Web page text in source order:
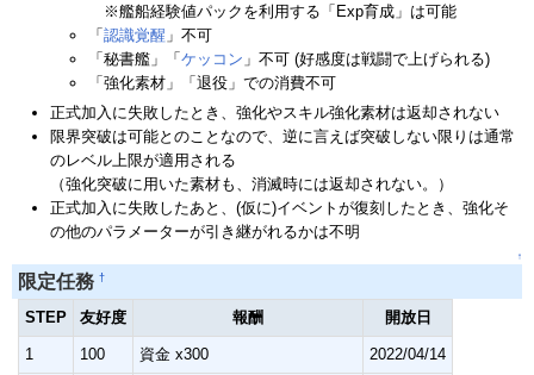
※艦船経験値パックを利用する「Exp育成」は可能
「 認識覚醒 」不可
「秘書艦」「 ケッコン 」不可 (好感度は戦闘で上げられる)
「強化素材」「退役」での消費不可
正式加入に失敗したとき、強化やスキル強化素材は返却されない
限界突破は可能とのことなので、逆に言えば突破しない限りは通常
のレベル上限が適用される
（強化突破に用いた素材も、消滅時には返却されない。）
正式加入に失敗したあと、(仮に)イベントが復刻したとき、強化そ
の他のパラメーターが引き継がれるかは不明
↑
限定任務 †
STEP 友好度 報酬 開放日
1 100 資金 x300 2022/04/14